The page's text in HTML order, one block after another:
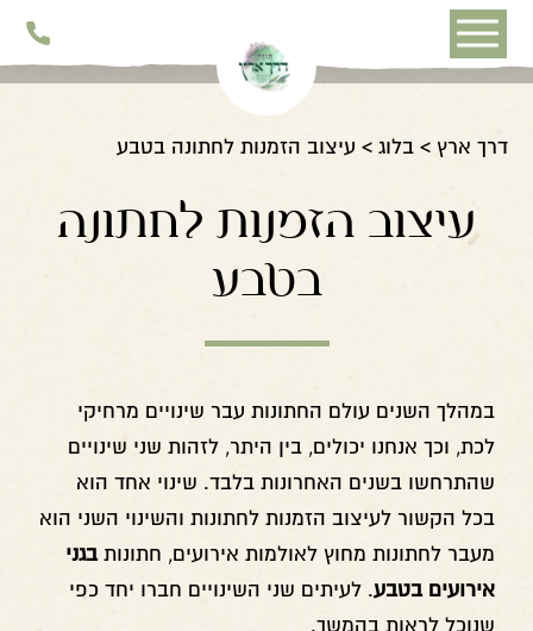
דלג לסרגל הניווט
דלג לתוכן
דרך ארץ בלוג עיצוב הזמנות לחתונה בטבע
עיצוב הזמנות לחתונה
בטבע
במהלך השנים עולם החתונות עבר שינויים מרחיקי
לכת, וכך אנחנו יכולים, בין היתר, לזהות שני שינויים
שהתרחשו בשנים האחרונות בלבד. שינוי אחד הוא
בכל הקשור לעיצוב הזמנות לחתונות והשינוי השני הוא
מעבר לחתונות מחוץ לאולמות אירועים, חתונותבגני
אירועים בטבע. לעיתים שני השינויים חברו יחד כפי